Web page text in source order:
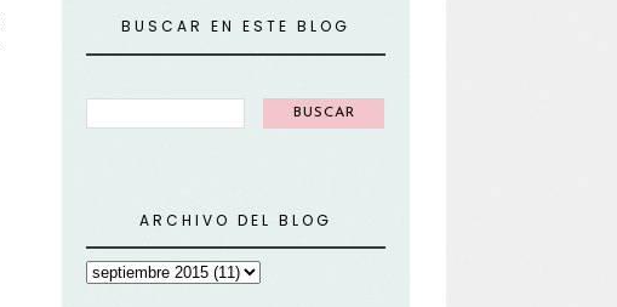
BUSCAR EN ESTE BLOG
ARCHIVO DEL BLOG